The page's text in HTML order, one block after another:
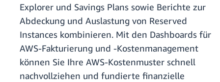
Explorer und Savings Plans sowie Berichte zur
Abdeckung und Auslastung von Reserved
Instances kombinieren. Mit den Dashboards für
AWS-Fakturierung und -Kostenmanagement
können Sie Ihre AWS-Kostenmuster schnell
nachvollziehen und fundierte finanzielle